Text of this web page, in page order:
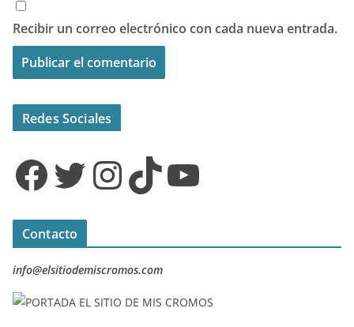
Recibir un correo electrónico con cada nueva entrada.
Redes Sociales
Facebook Twitter InstagramTikTok YouTube
Contacto
info@elsitiodemiscromos.com